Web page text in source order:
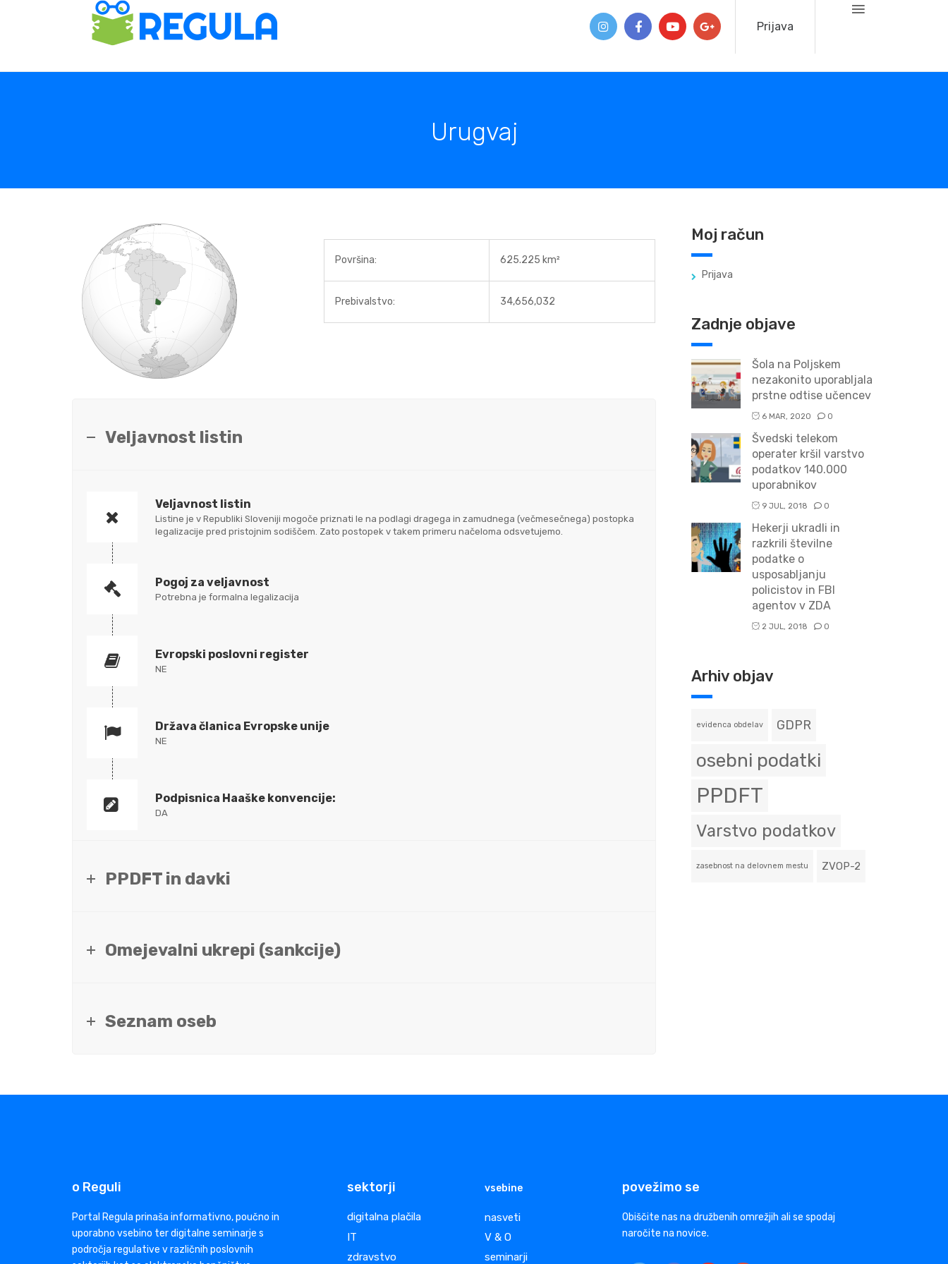
Prijava
Urugvaj
Površina: 625.225 km²
Prebivalstvo: 34,656,032
Veljavnost listin
Veljavnost listin
Listine je v Republiki Sloveniji mogoče priznati le na podlagi dragega in zamudnega (večmesečnega) postopka
legalizacije pred pristojnim sodiščem. Zato postopek v takem primeru načeloma odsvetujemo.
Pogoj za veljavnost
Potrebna je formalna legalizacija
Evropski poslovni register
NE
Država članica Evropske unije
NE
Podpisnica Haaške konvencije:
DA
PPDFT in davki
Omejevalni ukrepi (sankcije)
Seznam oseb
Moj račun
Prijava
Zadnje objave
Šola na Poljskem
nezakonito uporabljala
prstne odtise učencev
6 MAR, 2020 0
Švedski telekom
operater kršil varstvo
podatkov 140.000
uporabnikov
9 JUL, 2018 0
Hekerji ukradli in
razkrili številne
podatke o
usposabljanju
policistov in FBI
agentov v ZDA
2 JUL, 2018 0
Arhiv objav
evidenca obdelav GDPR
osebni podatki
PPDFT
Varstvo podatkov
zasebnost na delovnem mestu ZVOP-2
o Reguli
Portal Regula prinaša informativno, poučno in
uporabno vsebino ter digitalne seminarje s
področja regulative v različnih poslovnih
sektorji
digitalna plačila
IT
zdravstvo
vsebine
nasveti
V & O
seminarji
povežimo se
Obiščite nas na družbenih omrežjih ali se spodaj
naročite na novice.